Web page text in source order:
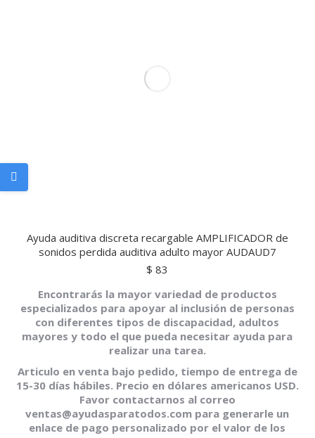
Ayuda auditiva discreta recargable AMPLIFICADOR de
sonidos perdida auditiva adulto mayor AUDAUD7
$ 83
Encontrarás la mayor variedad de productos
especializados para apoyar al inclusión de personas
con diferentes tipos de discapacidad, adultos
mayores y todo el que pueda necesitar ayuda para
realizar una tarea.
Articulo en venta bajo pedido, tiempo de entrega de
15-30 días hábiles. Precio en dólares americanos USD.
Favor contactarnos al correo
ventas@ayudasparatodos.com para generarle un
enlace de pago personalizado por el valor de los